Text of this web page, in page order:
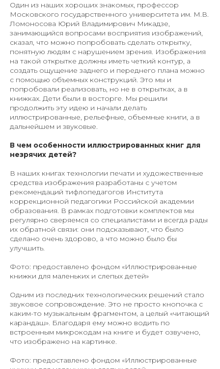
Один из наших хороших знакомых, профессор
Московского государственного университета им. М.В.
Ломоносова Юрий Владимирович Микадзе,
занимающийся вопросами восприятия изображений,
сказал, что можно попробовать сделать открытку,
понятную людям с нарушением зрения. Изображения
на такой открытке должны иметь четкий контур, а
создать ощущение заднего и переднего плана можно
с помощью объемных конструкций. Это мы и
попробовали реализовать, но не в открытках, а в
книжках. Дети были в восторге. Мы решили
продолжить эту идею и начали делать
иллюстрированные, рельефные, объемные книги, а в
дальнейшем и звуковые.
В чем особенности иллюстрированных книг для
незрячих детей?
В наших книгах технологии печати и художественные
средства изображения разработаны с учетом
рекомендаций тифлопедагогов Института
коррекционной педагогики Российской академии
образования. В рамках подготовки комплектов мы
регулярно сверяемся со специалистами и всегда рады
их обратной связи: они подсказывают, что было
сделано очень здорово, а что можно было бы
улучшить.
Фото: предоставлено фондом «Иллюстрированные
книжки для маленьких и слепых детей»
Одним из последних технологических решений стало
звуковое сопровождение. Это не просто кнопочка с
каким-то музыкальным фрагментом, а целый «читающий
карандаш». Благодаря ему можно водить по
встроенным микрокодам на книге и будет озвучено,
что изображено на картинке.
Фото: предоставлено фондом «Иллюстрированные